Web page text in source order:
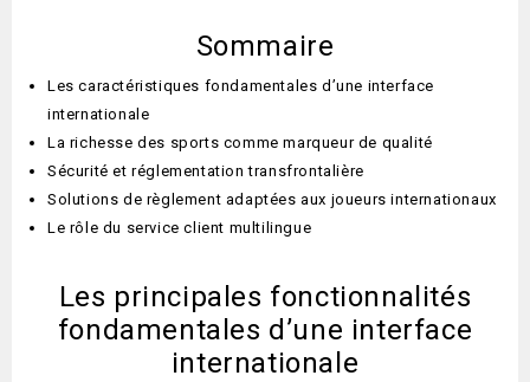
Sommaire
Les caractéristiques fondamentales d’une interface
internationale
La richesse des sports comme marqueur de qualité
Sécurité et réglementation transfrontalière
Solutions de règlement adaptées aux joueurs internationaux
Le rôle du service client multilingue
Les principales fonctionnalités
fondamentales d’une interface
internationale